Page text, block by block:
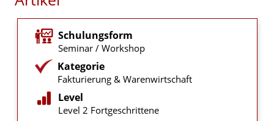
Schulungsform
Seminar / Workshop
Kategorie
Fakturierung & Warenwirtschaft
Level
Level 2 Fortgeschrittene